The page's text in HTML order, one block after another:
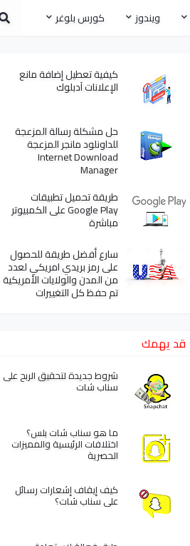
ويندوز كورس بلوغر
كيفية تعطيل إضافة مانع
الإعلانات آدبلوك
حل مشكلة رسالة المزعجة
للداونلود مانجر المزعجة
Internet Download
Manager
طريقة تحميل تطبيقات
Google Play على الكمبيوتر
مباشرة
سارع أفضل طريقة للحصول
على رمز بريدي امريكي لعدد
من المدن والولايات الأمريكية
تم حفظ كل التغييرات
قد يهمك
شروط جديدة لتحقيق الربح على
سناب شات
ما هو سناب شات بلس؟
اختلافات الرئيسية والمميزات
الحصرية
كيف إيقاف إشعارات رسائل
على سناب شات؟